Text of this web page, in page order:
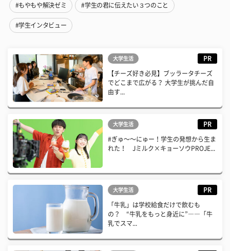
#もやもや解決ゼミ #学生の君に伝えたい３つのこと
#学生インタビュー
大学生活 PR
【チーズ好き必見】ブッラータチーズ
でどこまで広がる？ 大学生が挑んだ自
由す...
大学生活 PR
#ぎゅ〜〜にゅー！学生の発想から生ま
れた！ Jミルク×キョーソウPROJE...
大学生活 PR
「牛乳」は学校給食だけで飲むも
の？ “牛乳をもっと身近に”――「牛
乳でスマ...